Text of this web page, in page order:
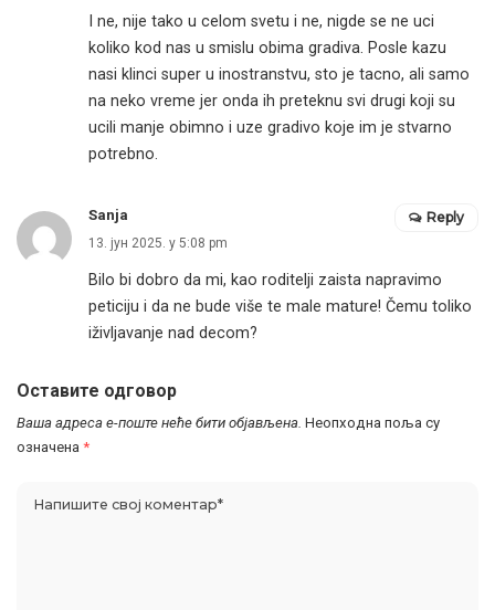
I ne, nije tako u celom svetu i ne, nigde se ne uci
koliko kod nas u smislu obima gradiva. Posle kazu
nasi klinci super u inostranstvu, sto je tacno, ali samo
na neko vreme jer onda ih preteknu svi drugi koji su
ucili manje obimno i uze gradivo koje im je stvarno
potrebno.
Sanja
13. јун 2025. у 5:08 pm
Bilo bi dobro da mi, kao roditelji zaista napravimo
peticiju i da ne bude više te male mature! Čemu toliko
iživljavanje nad decom?
Reply
Оставите одговор
Ваша адреса е-поште неће бити објављена. Неопходна поља су
означена *